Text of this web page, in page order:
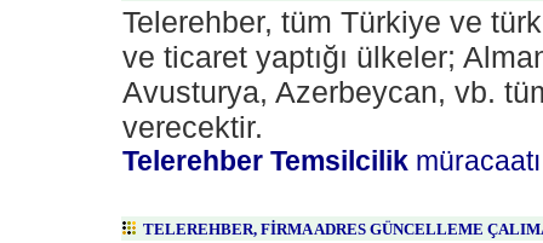
Telerehber, tüm Türkiye ve
ve ticaret yaptığı ülkeler;
Avusturya, Azerbeycan, vb.
verecektir.
Telerehber Temsilcilik
TELEREHBER, FİRMA ADRES GÜNCELLEME